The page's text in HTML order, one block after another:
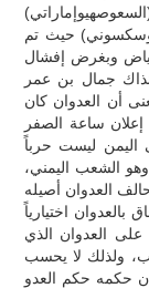
(السعوصهيوإماراتي)
حيث تم
وبغرض إفشال
جمال بن عمر
أن العدوان كان
ساعة الصفر
على اليمن ليست حرباً
الشعب اليمني،
العدوان أصيله
اختيارياً
العدوان الذي
ولذلك لا يحسب
حكمه حكم العدو